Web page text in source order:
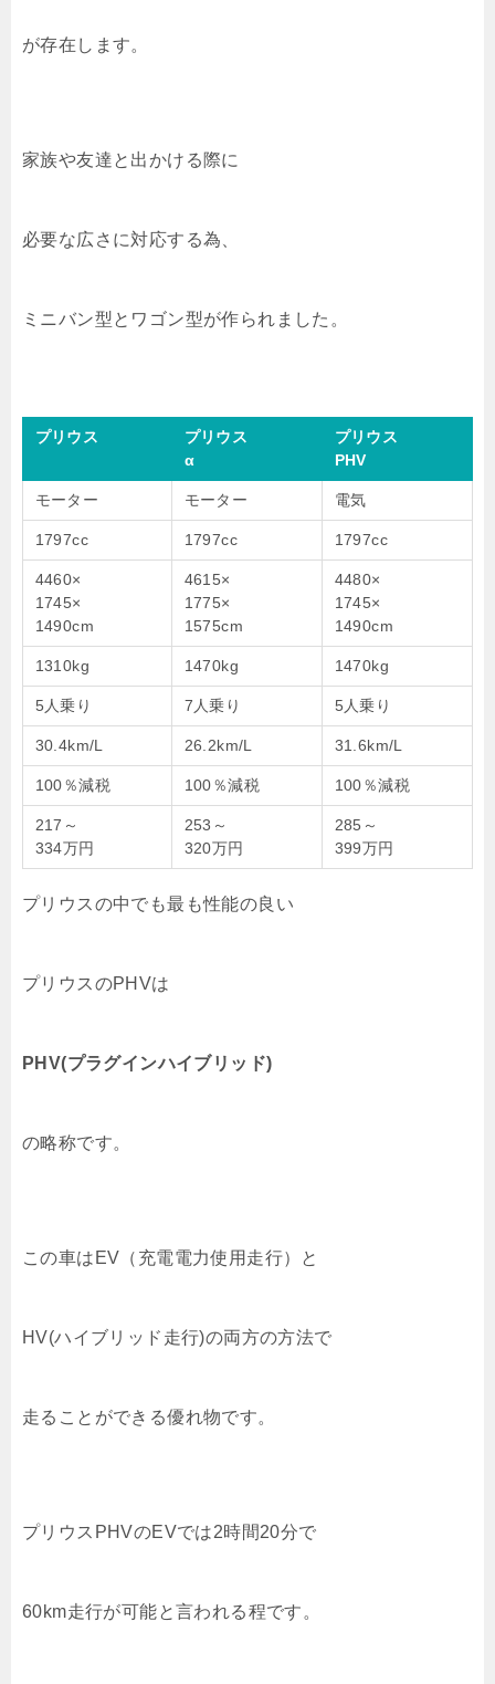
が存在します。
家族や友達と出かける際に
必要な広さに対応する為、
ミニバン型とワゴン型が作られました。
プリウス
プリウス
α
プリウス
PHV
モーター モーター 電気
1797cc 1797cc 1797cc
4460×
1745×
1490cm
4615×
1775×
1575cm
4480×
1745×
1490cm
1310kg 1470kg 1470kg
5人乗り 7人乗り 5人乗り
30.4km/L 26.2km/L 31.6km/L
100％減税 100％減税 100％減税
217～
334万円
253～
320万円
285～
399万円
プリウスの中でも最も性能の良い
プリウスのPHVは
PHV(プラグインハイブリッド)
の略称です。
この車はEV（充電電力使用走行）と
HV(ハイブリッド走行)の両方の方法で
走ることができる優れ物です。
プリウスPHVのEVでは2時間20分で
60km走行が可能と言われる程です。